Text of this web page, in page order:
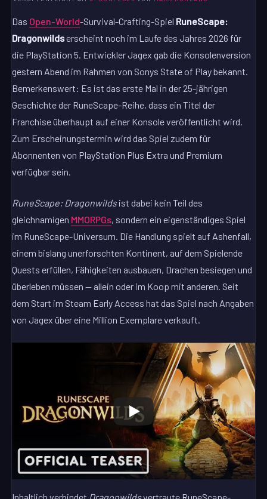
Das Open-World-Survival-Crafting-Spiel RuneScape:
Dragonwildserscheint noch im Laufe des Jahres 2026 für
die PlayStation 5. Entwickler Jagex gab die Konsolenversion
gestern Abend im Rahmen von Sonys State of Play bekannt.
Bemerkenswert: Es ist das erste Mal in der 25-jährigen
Geschichte der RuneScape-Reihe, dass ein Titel der
Franchise überhaupt auf einer Konsole veröffentlicht wird.
Zum Erscheinungstermin wird das Spiel zudem für
Abonnenten von PlayStation Plus Extra und Premium
verfügbar sein.
RuneScape: Dragonwildsist dabei kein Teil des
gleichnamigen MMORPGs, sondern ein eigenständiges Spiel
im RuneScape-Universum. Die Handlung spielt auf Ashenfall,
einem bislang unerforschten Kontinent, auf dem Spielende
Quests erfüllen, Fähigkeiten ausbauen, Drachen besiegen und
überleben müssen — allein oder im Koop mit anderen. Seit
dem Start im Steam Early Access hat das Spiel nach Angaben
von Jagex über eine Million Exemplare verkauft.